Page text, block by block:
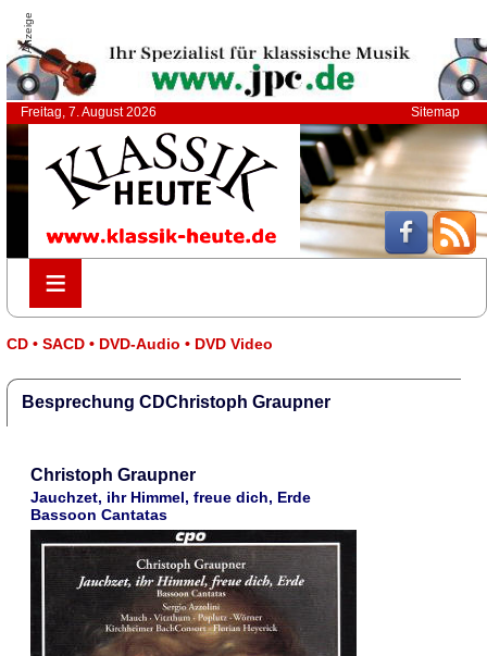
Anzeige
Freitag, 7. August 2026 Sitemap
≡
≡
CD • SACD • DVD-Audio • DVD Video
Besprechung CDChristoph Graupner
Christoph Graupner
Jauchzet, ihr Himmel, freue dich, Erde
Bassoon Cantatas